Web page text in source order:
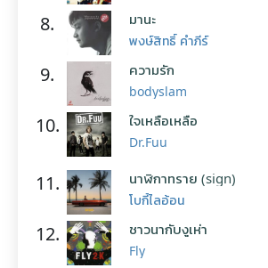
8. มานะ
พงษ์สิทธิ์ คำภีร์
9. ความรัก
bodyslam
10. ใจเหลือเหลือ
Dr.Fuu
11. นาฬิกาทราย (sign)
โบกี้ไลอ้อน
12. ชาวนากับงูเห่า
Fly